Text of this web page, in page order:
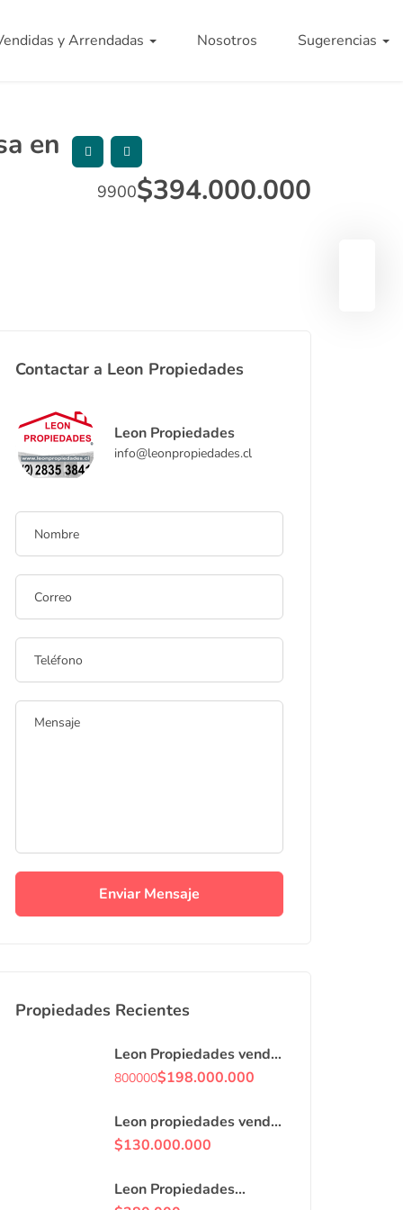
y Arrendadas Nosotros Sugerencias
en
9900$394.000.000
Contactar a Leon Propiedades
Leon Propiedades
info@leonpropiedades.cl
Enviar Mensaje
Propiedades Recientes
Leon Propiedades vende
o arrienda con
compraventa, casa en
Curacaví centro.
800000$198.000.000
Leon propiedades vende
casa en villa, Curacaví
$130.000.000
Leon Propiedades